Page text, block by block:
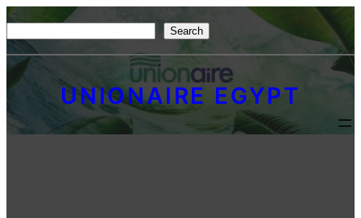
Skip
to
content
e
r
c
Search
UNIONAIRE EGYPT